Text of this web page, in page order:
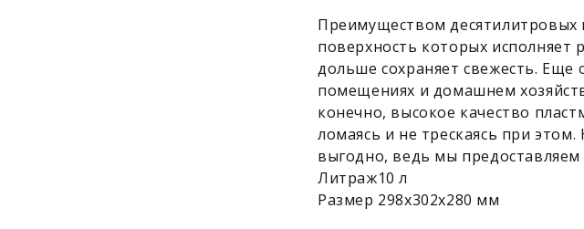
Преимуществом десятилитровых
поверхность которых исполняет
дольше сохраняет свежесть. Еще
помещениях и домашнем
конечно, высокое качество
ломаясь и не трескаясь при
выгодно, ведь мы
Литраж10 л
Размер 298x302x280 мм